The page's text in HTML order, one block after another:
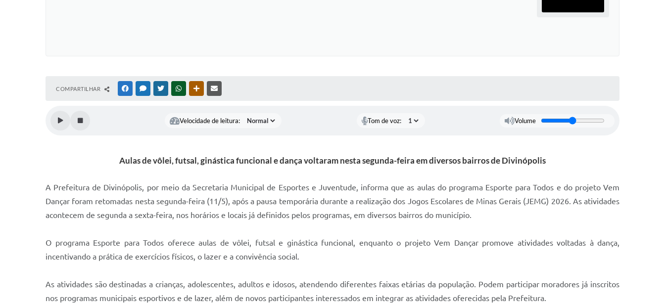
COMPARTILHAR FACEBOOKMESSENGER
TWITTERWHATSAPPOUTRAS MÍDIAS
Velocidade de leitura: Tom de voz: Volume
Aulas de vôlei, futsal, ginástica funcional e dança voltaram nesta segunda-feira em diversos bairros de Divinópolis
A Prefeitura de Divinópolis, por meio da Secretaria Municipal de Esportes e Juventude, informa que as aulas do programa Esporte para Todos e do projeto Vem
Dançar foram retomadas nesta segunda-feira (11/5), após a pausa temporária durante a realização dos Jogos Escolares de Minas Gerais (JEMG) 2026. As atividades
acontecem de segunda a sexta-feira, nos horários e locais já definidos pelos programas, em diversos bairros do município.
O programa Esporte para Todos oferece aulas de vôlei, futsal e ginástica funcional, enquanto o projeto Vem Dançar promove atividades voltadas à dança,
incentivando a prática de exercícios físicos, o lazer e a convivência social.
As atividades são destinadas a crianças, adolescentes, adultos e idosos, atendendo diferentes faixas etárias da população. Podem participar moradores já inscritos
nos programas municipais esportivos e de lazer, além de novos participantes interessados em integrar as atividades oferecidas pela Prefeitura.